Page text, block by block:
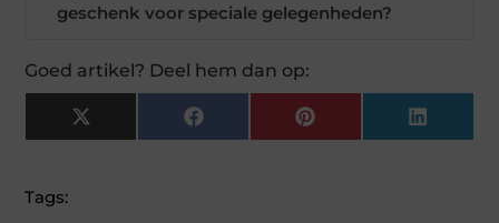
geschenk voor speciale gelegenheden?
Goed artikel? Deel hem dan op:
X
(Twitter)
Facebook Pinterest
Tags: